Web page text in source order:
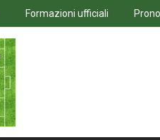
Formazioni ufficiali